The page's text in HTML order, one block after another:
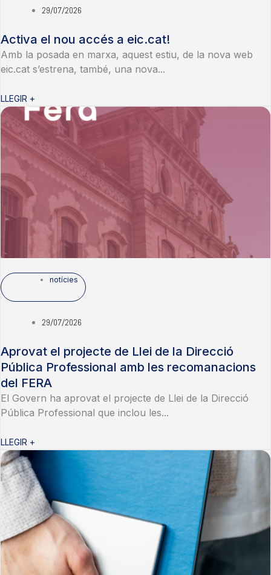
29/07/2026
Activa el nou accés a eic.cat!
Amb la posada en marxa, aquest estiu, de la nova web
eic.cat s’estrena, també, una nova...
LLEGIR +
notícies
29/07/2026
Aprovat el projecte de Llei de la Direcció
Pública Professional amb les recomanacions
del FERA
El Govern ha aprovat el projecte de Llei de la Direcció
Pública Professional que inclou les...
LLEGIR +